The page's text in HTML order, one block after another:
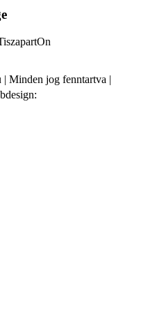
Minden jog fenntartva |